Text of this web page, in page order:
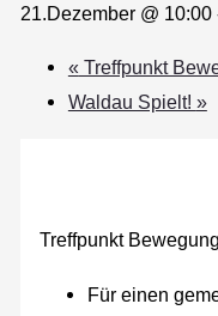
21.Dezember @ 10:00
« Treffpunkt
Waldau Spielt! »
Treffpunkt
Für einen